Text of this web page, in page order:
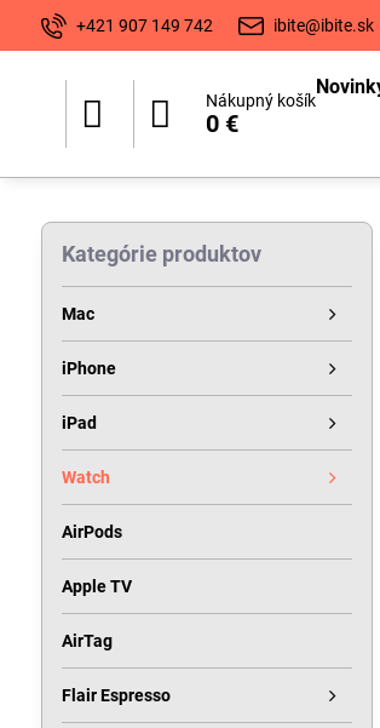
+421 907 149 742 ibite@ibite.sk
Nákupný košík
0 €
Kategórie produktov
Mac
iPhone
iPad
Watch
AirPods
Apple TV
AirTag
Flair Espresso